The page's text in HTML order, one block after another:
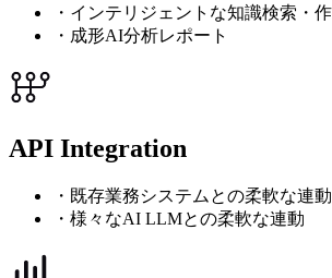
・インテリジェントな知識検索・
・成形AI分析レポート
API Integration
・既存業務システムとの柔軟な連動
・様々なAI LLMとの柔軟な連動